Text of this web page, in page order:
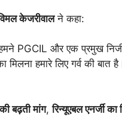
केजरीवालने कहा:
PGCIL और एक प्रमुख
हमारे लिए गर्व की बात
बढ़ती मांग,रिन्यूएबल एनर्जी का